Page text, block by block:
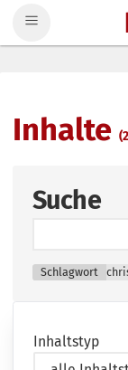
Inhalte
Suche
Schlagwort
Inhaltstyp